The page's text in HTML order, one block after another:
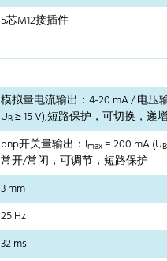
5芯M12接插件
模拟量电流输出：4-20 mA / 电压
UB≥ 15 V),短路保护，可切换，递
pnp开关量输出：Imax= 200 mA (UB
常开/常闭，可调节，短路保护
3 mm
25 Hz
32 ms